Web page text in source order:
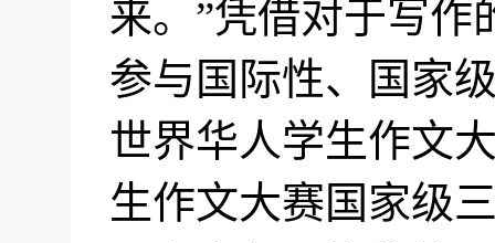
来。”凭借对于写
参与国际性、国家
世界华人学生作文
生作文大赛国家级